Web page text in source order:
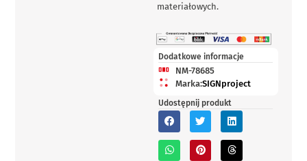
materiałowych.
Dodatkowe informacje
NM-78685
Marka:SIGNproject
Udostępnij produkt